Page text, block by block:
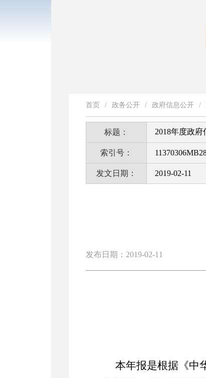
首页 / 政务公开 / 政府信息公开 /
标题： 2018年度政
索引号：
发文日期： 2019-02-11
发布日期：2019-02-11
本年报是根据《中